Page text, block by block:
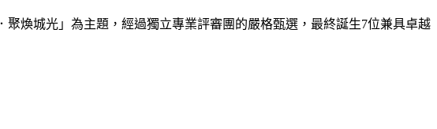
煥城光」為主題，經過獨立專業評審團的嚴格甄選，最終誕生7位兼具卓越